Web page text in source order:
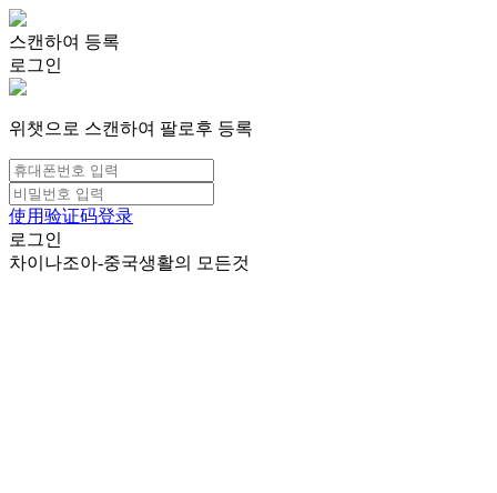
스캔하여 등록
로그인
위챗으로 스캔하여 팔로후 등록
使用验证码登录
로그인
차이나조아-중국생활의 모든것